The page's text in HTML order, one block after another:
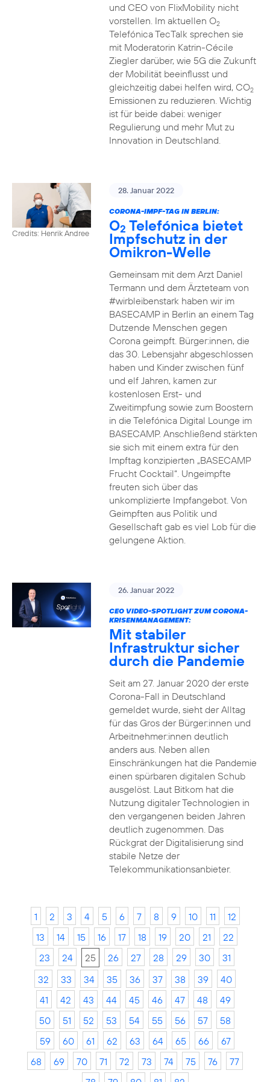
und CEO von FlixMobility nicht
vorstellen. Im aktuellen O2
Telefónica TecTalk sprechen sie
mit Moderatorin Katrin-Cécile
Ziegler darüber, wie 5G die Zukunft
der Mobilität beeinflusst und
gleichzeitig dabei helfen wird, CO2
Emissionen zu reduzieren. Wichtig
ist für beide dabei: weniger
Regulierung und mehr Mut zu
Innovation in Deutschland.
Credits: Henrik Andree
28. Januar 2022
CORONA-IMPF-TAG IN BERLIN:
O2 Telefónica bietet
Impfschutz in der
Omikron-Welle
Gemeinsam mit dem Arzt Daniel
Termann und dem Ärzteteam von
#wirbleibenstark haben wir im
BASECAMP in Berlin an einem Tag
Dutzende Menschen gegen
Corona geimpft. Bürger:innen, die
das 30. Lebensjahr abgeschlossen
haben und Kinder zwischen fünf
und elf Jahren, kamen zur
kostenlosen Erst- und
Zweitimpfung sowie zum Boostern
in die Telefónica Digital Lounge im
BASECAMP. Anschließend stärkten
sie sich mit einem extra für den
Impftag konzipierten „BASECAMP
Frucht Cocktail“. Ungeimpfte
freuten sich über das
unkomplizierte Impfangebot. Von
Geimpften aus Politik und
Gesellschaft gab es viel Lob für die
gelungene Aktion.
26. Januar 2022
CEO VIDEO-SPOTLIGHT ZUM CORONA-
KRISENMANAGEMENT:
Mit stabiler
Infrastruktur sicher
durch die Pandemie
Seit am 27. Januar 2020 der erste
Corona-Fall in Deutschland
gemeldet wurde, sieht der Alltag
für das Gros der Bürger:innen und
Arbeitnehmer:innen deutlich
anders aus. Neben allen
Einschränkungen hat die Pandemie
einen spürbaren digitalen Schub
ausgelöst. Laut Bitkom hat die
Nutzung digitaler Technologien in
den vergangenen beiden Jahren
deutlich zugenommen. Das
Rückgrat der Digitalisierung sind
stabile Netze der
Telekommunikationsanbieter.
1 2 3 4 5 6 7 8 9 10 11
12
13
14 15 16 17 18 19 20 21
22
23
24 25 26 27 28 29 30
31
32
33 34 35 36 37 38 39
40
41
42 43 44 45 46 47 48
49
50
51 52 53 54 55 56 57
58
59
60 61 62 63 64 65 66
67
68
69 70 71 72 73 74 75 76
77